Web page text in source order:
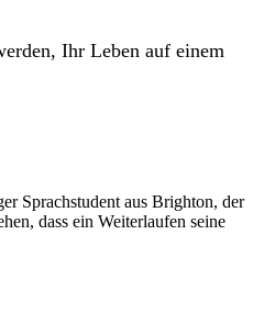
Ihr Leben auf einem
Sprachstudent aus Brighton, der
dass ein Weiterlaufen seine